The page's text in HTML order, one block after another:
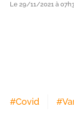
Le 29/11/2021 à
#Covid #